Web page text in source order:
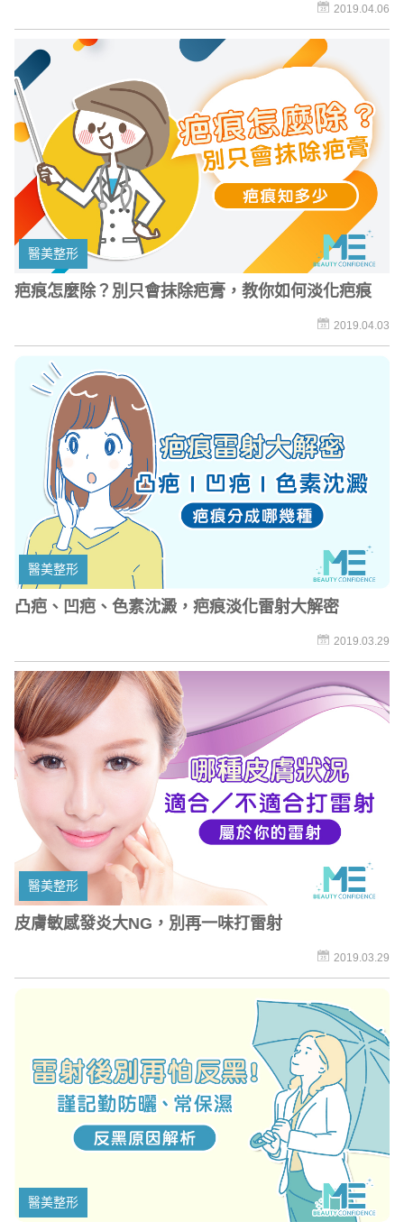
2019.04.06
醫美整形
疤痕怎麼除？別只會抹除疤膏，教你如何淡化疤痕
2019.04.03
醫美整形
凸疤、凹疤、色素沈澱，疤痕淡化雷射大解密
2019.03.29
醫美整形
皮膚敏感發炎大NG，別再一味打雷射
2019.03.29
醫美整形